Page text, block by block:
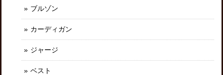
ブルゾン
カーディガン
ジャージ
ベスト